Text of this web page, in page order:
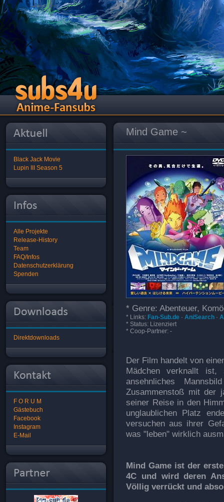
Black Jack Movie
Lupin III Season 5
Alle Projekte
Release-History
Team
FAQ/Infos
Datenschutzerklärung
Spenden
Direktdownloads
F O R U M
Gästebuch
Facebook
Instagram
E-Mail
Mind Game ~
* Genre: Abenteuer,
* Links: Fan-Sub.de · AniSearch ·
* Status: Lizenziert
* Coop-Partner: -
Der Film handelt von
Mädchen verknallt
ansehnliches
Zusammenstoß mit der
seiner Reise in den
unglaublichen Platz
versuchen aus ihrer
was "leben" wirklich
Mind Game ist der
4C und wird deren
Völlig verrückt und